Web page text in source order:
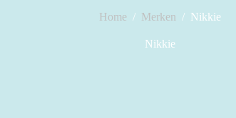
Home / Merken / Nikkie
Nikkie